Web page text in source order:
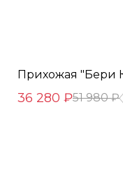
Прихожая "Бери
36 280 ₽51 980 ₽